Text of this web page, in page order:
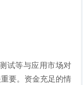
试等与应用市场对
要。资金充足的情